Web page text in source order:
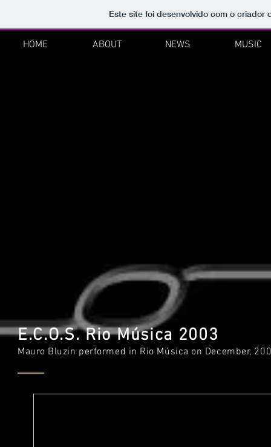
Este site foi desenvolvido com o criador
HOME ABOUT NEWS MUSIC
E.C.O.S. Rio Música 2003
Mauro Bluzin performed in Rio Música on December,